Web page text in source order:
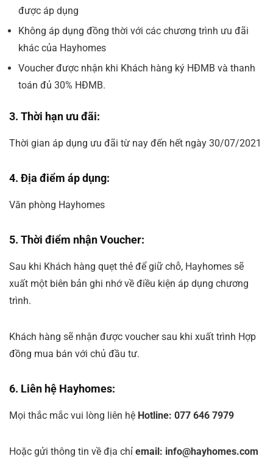
được áp dụng
Không áp dụng đồng thời với các chương trình ưu đãi
khác của Hayhomes
Voucher được nhận khi Khách hàng ký HĐMB và thanh
toán đủ 30% HĐMB.
3. Thời hạn ưu đãi:
Thời gian áp dụng ưu đãi từ nay đến hết ngày 30/07/2021
4. Địa điểm áp dụng:
Văn phòng Hayhomes
5. Thời điểm nhận Voucher:
Sau khi Khách hàng quẹt thẻ để giữ chỗ, Hayhomes sẽ
xuất một biên bản ghi nhớ về điều kiện áp dụng chương
trình.
Khách hàng sẽ nhận được voucher sau khi xuất trình Hợp
đồng mua bán với chủ đầu tư.
6. Liên hệ Hayhomes:
Mọi thắc mắc vui lòng liên hệ Hotline: 077 646 7979
Hoặc gửi thông tin về địa chỉ email: info@hayhomes.com